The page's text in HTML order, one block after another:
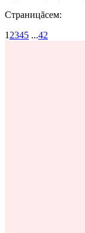
Страницăсем:
1 2345 ...42